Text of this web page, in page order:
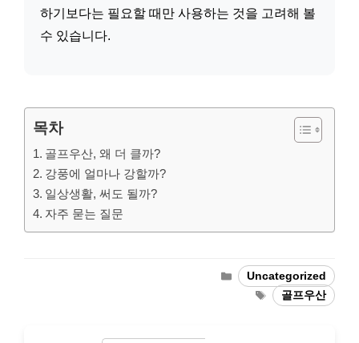
하기보다는 필요할 때만 사용하는 것을 고려해 볼
수 있습니다.
목차
골프우산, 왜 더 클까?
강풍에 얼마나 강할까?
일상생활, 써도 될까?
자주 묻는 질문
Categories
Uncategorized
Tags골프우산